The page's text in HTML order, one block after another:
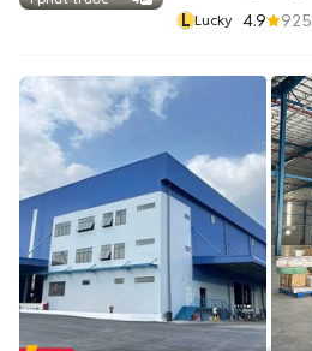
L Lucky 4.9 925